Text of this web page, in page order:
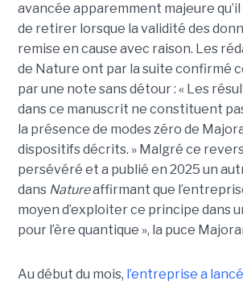
avancée apparemment majeure
de retirer lorsque la validité des
remise en cause avec raison. Les
de Nature ont par la suite confirmé
par une note sans détour : « Les
dans ce manuscrit ne constituent
la présence de modes zéro de
dispositifs décrits. » Malgré ce
persévéré et a publié en 2025 un
dans Natureaffirmant que
moyen d’exploiter ce principe dans
pour l’ère quantique », la puce
Au début du mois, l’entreprise a